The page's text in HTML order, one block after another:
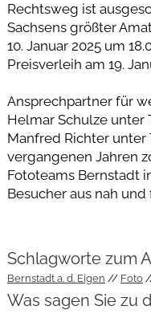
Rechtsweg ist
Sachsens größter
10. Januar 2025 um
Preisverleih am 19.
Ansprechpartner für
Helmar Schulze unter
Manfred Richter unter
vergangenen Jahren
Fototeams Bernstadt
Besucher aus nah und
Schlagworte zum
Bernstadt a. d. Eigen Foto
Was sagen Sie zu